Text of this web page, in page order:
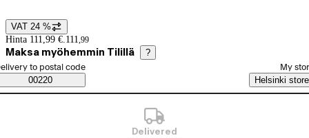
Price details
VAT 24 %
Hinta 111,99 €. 111 ,99
Maksa myöhemmin Tilillä ?
Saatavuustiedot
order method
to postal code
00220
My
Helsinki store
Delivered